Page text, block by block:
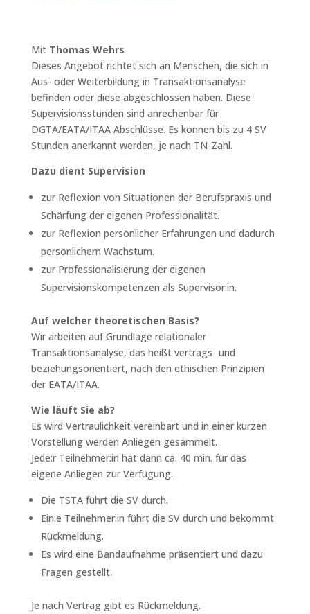
Mit Thomas Wehrs
Dieses Angebot richtet sich an Menschen, die sich in
Aus- oder Weiterbildung in Transaktionsanalyse
befinden oder diese abgeschlossen haben. Diese
Supervisionsstunden sind anrechenbar für
DGTA/EATA/ITAA Abschlüsse. Es können bis zu 4 SV
Stunden anerkannt werden, je nach TN-Zahl.
Dazu dient Supervision
zur Reflexion von Situationen der Berufspraxis und
Schärfung der eigenen Professionalität.
zur Reflexion persönlicher Erfahrungen und dadurch
persönlichem Wachstum.
zur Professionalisierung der eigenen
Supervisionskompetenzen als Supervisor:in.
Auf welcher theoretischen Basis?
Wir arbeiten auf Grundlage relationaler
Transaktionsanalyse, das heißt vertrags- und
beziehungsorientiert, nach den ethischen Prinzipien
der EATA/ITAA.
Wie läuft Sie ab?
Es wird Vertraulichkeit vereinbart und in einer kurzen
Vorstellung werden Anliegen gesammelt.
Jede:r Teilnehmer:in hat dann ca. 40 min. für das
eigene Anliegen zur Verfügung.
Die TSTA führt die SV durch.
Ein:e Teilnehmer:in führt die SV durch und bekommt
Rückmeldung.
Es wird eine Bandaufnahme präsentiert und dazu
Fragen gestellt.
Je nach Vertrag gibt es Rückmeldung.